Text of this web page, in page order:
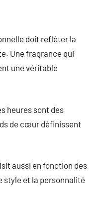
doit refléter la
Une fragrance qui
une véritable
heures sont des
de cœur définissent
aussi en fonction des
style et la personnalité